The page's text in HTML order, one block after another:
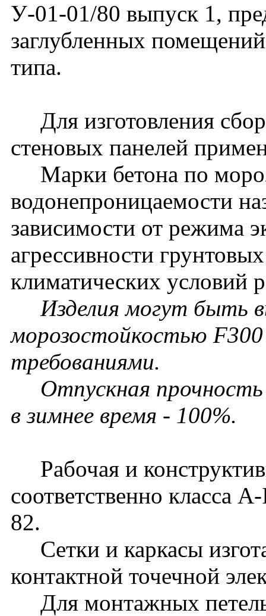
У-01-01/80 выпуск 1,
заглубленных
типа.
Для изготовления
стеновых панелей
Марки бетона по
водонепроницаемости
зависимости от режима
агрессивности
климатических условий
Изделия могут быть
морозостойкостью
требованиями.
Отпускная прочность
в зимнее время - 100%.
Рабочая и
соответственно класса
82.
Сетки и каркасы
контактной точечной
Для монтажных петель